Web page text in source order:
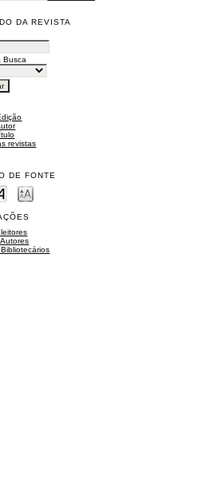
DA REVISTA
Busca
revistas
DE FONTE